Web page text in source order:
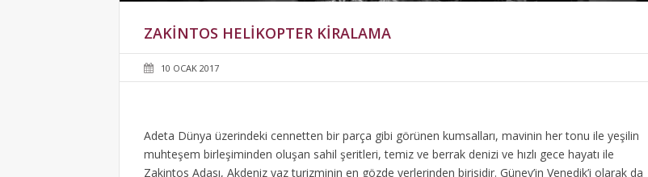
ZAKINTOS HELIKOPTER KIRALAMA
10 OCAK 2017
Adeta Dünya üzerindeki cennetten bir parça gibi görünen kumsalları, mavinin her tonu ile yeşilin
muhteşem birleşiminden oluşan sahil şeritleri, temiz ve berrak denizi ve hızlı gece hayatı ile
Zakintos Adası, Akdeniz yaz turizminin en gözde yerlerinden birisidir. Güney’in Venedik’i olarak da